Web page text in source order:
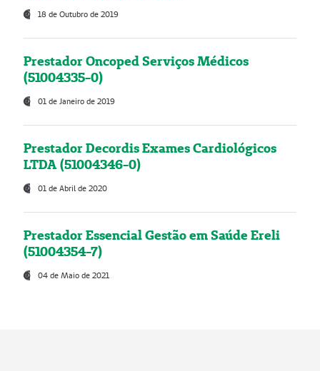
18 de Outubro de 2019
Prestador Oncoped Serviços Médicos
(51004335-0)
01 de Janeiro de 2019
Prestador Decordis Exames Cardiológicos
LTDA (51004346-0)
01 de Abril de 2020
Prestador Essencial Gestão em Saúde Ereli
(51004354-7)
04 de Maio de 2021